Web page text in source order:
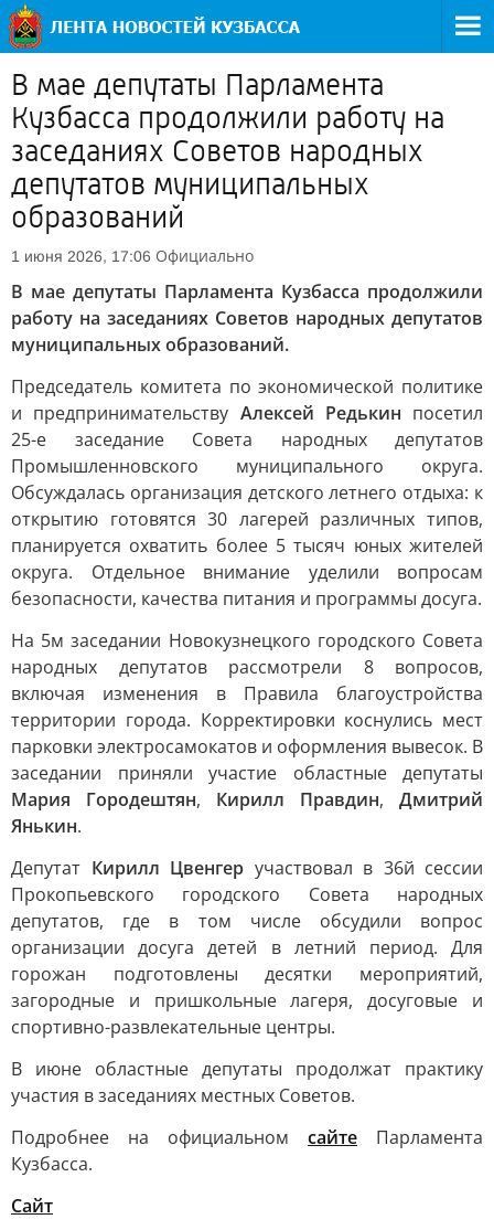
В мае депутаты Парламента
Кузбасса продолжили работу на
заседаниях Советов народных
депутатов муниципальных
образований
1 июня 2026, 17:06 Официально
В мае депутаты Парламента Кузбасса продолжили
работу на заседаниях Советов народных депутатов
муниципальных образований.
Председатель комитета по экономической политике
и предпринимательству Алексей Редькин посетил
25-е заседание Совета народных депутатов
Промышленновского муниципального округа.
Обсуждалась организация детского летнего отдыха: к
открытию готовятся 30 лагерей различных типов,
планируется охватить более 5 тысяч юных жителей
округа. Отдельное внимание уделили вопросам
безопасности, качества питания и программы досуга.
На 5м заседании Новокузнецкого городского Совета
народных депутатов рассмотрели 8 вопросов,
включая изменения в Правила благоустройства
территории города. Корректировки коснулись мест
парковки электросамокатов и оформления вывесок. В
заседании приняли участие областные депутаты
Мария Городештян, Кирилл Правдин, Дмитрий
Янькин.
Депутат Кирилл Цвенгер участвовал в 36й сессии
Прокопьевского городского Совета народных
депутатов, где в том числе обсудили вопрос
организации досуга детей в летний период. Для
горожан подготовлены десятки мероприятий,
загородные и пришкольные лагеря, досуговые и
спортивно-развлекательные центры.
В июне областные депутаты продолжат практику
участия в заседаниях местных Советов.
Подробнее на официальном сайте Парламента
Кузбасса.
Сайт